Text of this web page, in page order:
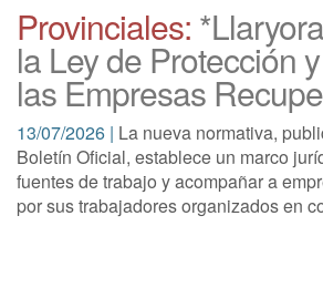
Provinciales:
la Ley de Protección
las Empresas
13/07/2026 | La nueva normativa,
Boletín Oficial, establece un marco
fuentes de trabajo y acompañar a
por sus trabajadores organizados en